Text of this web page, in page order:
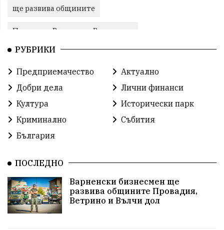
ще развива общините
Провадия, Ветрино и Вълчи дол
Метеоролигична обстановка
Североизточна България
Общинският съвет Провадия
Център за обслужване Модел „на едно гише“
Развитие на града
Знак за европейско наследство
управлението на Провадия Общински съвет
Сигнали Посещението на Бойко Борисов
РУБРИКИ
Предприемачество
Актуално
Добри дела
Лични финанси
Култура
Исторически парк
Криминално
Събития
България
ПОСЛЕДНО
Варненски бизнесмен ще
развива общините Провадия,
Ветрино и Вълчи дол